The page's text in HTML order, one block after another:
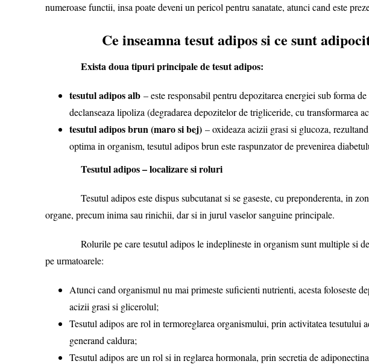
numeroase functii, insa poate deveni un pericol pentru sanatate, atunci cand este
Ce inseamna tesut adipos si ce sunt
Exista doua tipuri principale de tesut adipos:
tesutul adipos alb – este responsabil pentru depozitarea energiei sub forma
declanseaza lipoliza (degradarea depozitelor de trigliceride, cu transformarea
tesutul adipos brun (maro si bej) – oxideaza acizii grasi si glucoza,
optima in organism, tesutul adipos brun este raspunzator de prevenirea
Tesutul adipos – localizare si roluri
Tesutul adipos este dispus subcutanat si se gaseste, cu preponderenta, in zona
organe, precum inima sau rinichii, dar si in jurul vaselor sanguine principale.
Rolurile pe care tesutul adipos le indeplineste in organism sunt multiple si
pe urmatoarele:
Atunci cand organismul nu mai primeste suficienti nutrienti, acesta foloseste
acizii grasi si glicerolul;
Tesutul adipos are rol in termoreglarea organismului, prin activitatea tesutului
generand caldura;
Tesutul adipos are un rol si in reglarea hormonala, prin secretia de